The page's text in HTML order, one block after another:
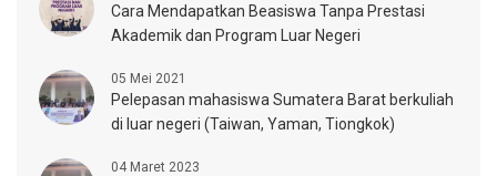
Cara Mendapatkan Beasiswa Tanpa Prestasi
Akademik dan Program Luar Negeri
05 Mei 2021
Pelepasan mahasiswa Sumatera Barat berkuliah
di luar negeri (Taiwan, Yaman, Tiongkok)
04 Maret 2023